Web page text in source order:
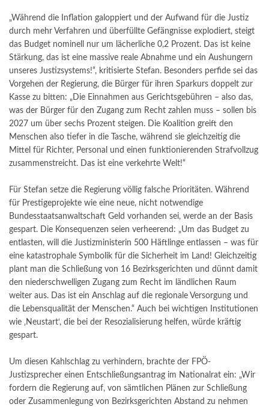
„Während die Inflation galoppiert und der Aufwand für die Justiz
durch mehr Verfahren und überfüllte Gefängnisse explodiert, steigt
das Budget nominell nur um lächerliche 0,2 Prozent. Das ist keine
Stärkung, das ist eine massive reale Abnahme und ein Aushungern
unseres Justizsystems!“, kritisierte Stefan. Besonders perfide sei das
Vorgehen der Regierung, die Bürger für ihren Sparkurs doppelt zur
Kasse zu bitten: „Die Einnahmen aus Gerichtsgebühren – also das,
was der Bürger für den Zugang zum Recht zahlen muss – sollen bis
2027 um über sechs Prozent steigen. Die Koalition greift den
Menschen also tiefer in die Tasche, während sie gleichzeitig die
Mittel für Richter, Personal und einen funktionierenden Strafvollzug
zusammenstreicht. Das ist eine verkehrte Welt!“
Für Stefan setze die Regierung völlig falsche Prioritäten. Während
für Prestigeprojekte wie eine neue, nicht notwendige
Bundesstaatsanwaltschaft Geld vorhanden sei, werde an der Basis
gespart. Die Konsequenzen seien verheerend: „Um das Budget zu
entlasten, will die Justizministerin 500 Häftlinge entlassen – was für
eine katastrophale Symbolik für die Sicherheit im Land! Gleichzeitig
plant man die Schließung von 16 Bezirksgerichten und dünnt damit
den niederschwelligen Zugang zum Recht im ländlichen Raum
weiter aus. Das ist ein Anschlag auf die regionale Versorgung und
die Lebensqualität der Menschen.“ Auch bei wichtigen Institutionen
wie ‚Neustart‘, die bei der Resozialisierung helfen, würde kräftig
gespart.
Um diesen Kahlschlag zu verhindern, brachte der FPÖ-
Justizsprecher einen Entschließungsantrag im Nationalrat ein: „Wir
fordern die Regierung auf, von sämtlichen Plänen zur Schließung
oder Zusammenlegung von Bezirksgerichten Abstand zu nehmen